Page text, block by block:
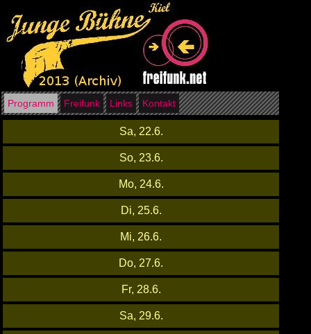
Programm Freifunk Links Kontakt
Sa, 22.6.
So, 23.6.
Mo, 24.6.
Di, 25.6.
Mi, 26.6.
Do, 27.6.
Fr, 28.6.
Sa, 29.6.